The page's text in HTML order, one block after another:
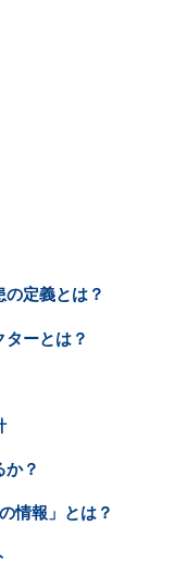
定義とは？
ーとは？
か？
情報」とは？